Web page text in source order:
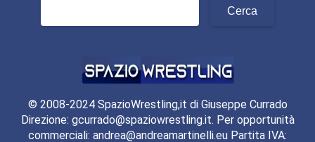
© 2008-2024 SpazioWrestling,it di Giuseppe Currado
Direzione: gcurrado@spaziowrestling.it. Per opportunità
commerciali: andrea@andreamartinelli.eu Partita IVA: